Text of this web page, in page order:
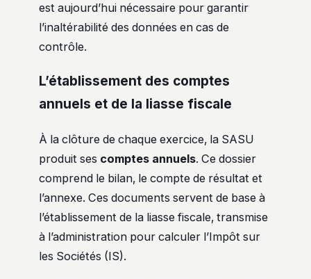
est aujourd’hui nécessaire pour garantir
l’inaltérabilité des données en cas de
contrôle.
L’établissement des comptes
annuels et de la liasse fiscale
À la clôture de chaque exercice, la SASU
produit ses comptes annuels. Ce dossier
comprend le bilan, le compte de résultat et
l’annexe. Ces documents servent de base à
l’établissement de la liasse fiscale, transmise
à l’administration pour calculer l’Impôt sur
les Sociétés (IS).